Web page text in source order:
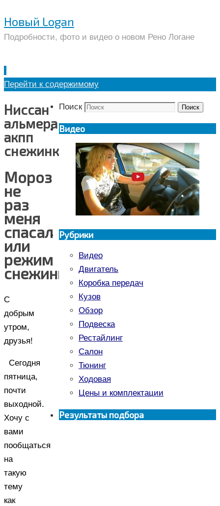
Новый Logan
Подробности, фото и видео о новом Рено Логане
Перейти к содержимому
Ниссан
альмера
акпп
снежинка
Мороз
не
раз
меня
спасал
или
режим
снежинки))))
С
добрым
утром,
друзья!
Сегодня
пятница,
почти
выходной.
Хочу с
вами
пообщаться
на
такую
тему
как
Поиск Поиск
Видео
Рубрики
Видео
Двигатель
Коробка передач
Кузов
Обзор
Подвеска
Рестайлинг
Салон
Тюнинг
Ходовая
Цены и комплектации
Результаты подбора